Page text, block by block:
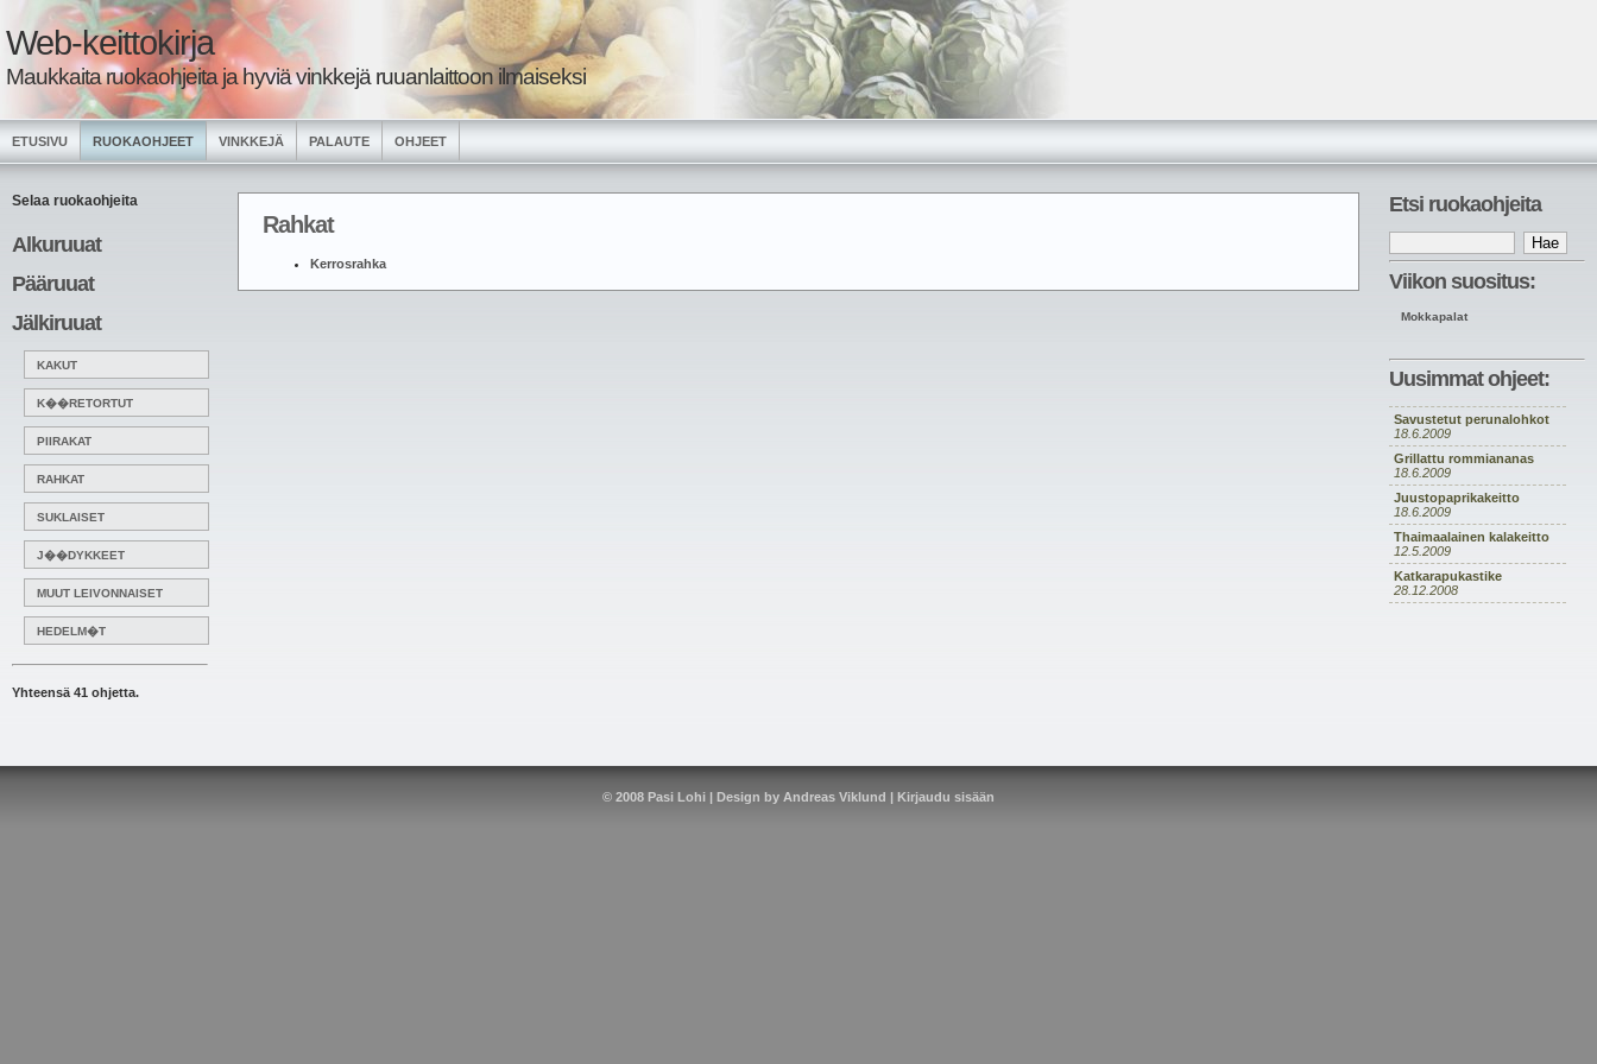
Web-keittokirja
Maukkaita ruokaohjeita ja hyviä vinkkejä ruuanlaittoon ilmaiseksi
ETUSIVU RUOKAOHJEET VINKKEJÄ PALAUTE OHJEET
Selaa ruokaohjeita
Alkuruuat
Pääruuat
Jälkiruuat
KAKUT
K��RETORTUT
PIIRAKAT
RAHKAT
SUKLAISET
J��DYKKEET
MUUT LEIVONNAISET
HEDELM�T
Yhteensä 41 ohjetta.
Etsi ruokaohjeita
Viikon suositus:
Mokkapalat
Uusimmat ohjeet:
Savustetut perunalohkot
18.6.2009
Grillattu rommiananas
18.6.2009
Juustopaprikakeitto
18.6.2009
Thaimaalainen kalakeitto
12.5.2009
Katkarapukastike
28.12.2008
Rahkat
Kerrosrahka
© 2008 Pasi Lohi | Design by Andreas Viklund | Kirjaudu sisään